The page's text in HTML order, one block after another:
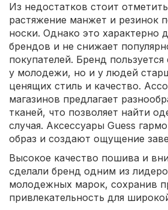
Из недостатков стоит
растяжение манжет и резинок
носки. Однако это характерно
брендов и не снижает
покупателей. Бренд
у молодежи, но и у людей
ценящих стиль и качество.
магазинов предлагает
тканей, что позволяет найти
случая. Аксессуары Guess
образ и создают ощущение
Высокое качество пошива и
сделали бренд одним из
молодежных марок, сохранив
привлекательность для